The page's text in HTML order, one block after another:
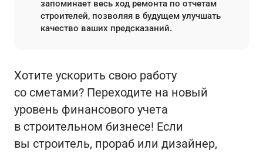
запоминает весь ход ремонта по отчетам
строителей, позволяя в будущем улучшать
качество ваших предсказаний.
Хотите ускорить свою работу
со сметами? Переходите на новый
уровень финансового учета
в строительном бизнесе! Если
вы строитель, прораб или дизайнер,